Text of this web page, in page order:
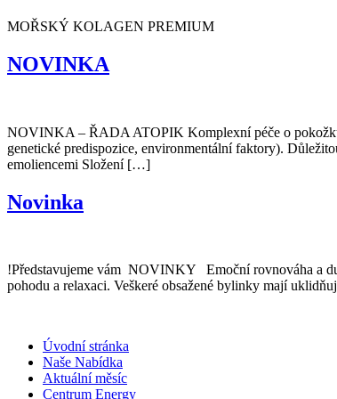
MOŘSKÝ KOLAGEN PREMIUM
NOVINKA
NOVINKA – ŘADA ATOPIK Komplexní péče o
genetické predispozice​, environmentální faktory​).
emoliencemi Složení […]
Novinka
!Představujeme vám NOVINKY Emoční rovnováha a
pohodu a relaxaci. Veškeré obsažené bylinky mají
Úvodní stránka
Naše Nabídka
Aktuální měsíc
Centrum Energy